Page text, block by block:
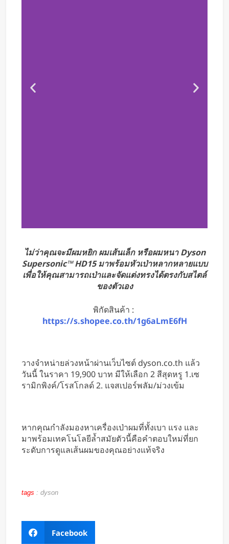
ไม่ว่าคุณจะมีผมหยิก ผมเส้นเล็ก หรือผมหนา Dyson
Supersonic™ HD15 มาพร้อมหัวเป่าหลากหลายแบบ
เพื่อให้คุณสามารถเป่าและจัดแต่งทรงได้ตรงกับสไตล์
ของตัวเอง
พิกัดสินค้า :
https://s.shopee.co.th/1g6aLmE6fH
วางจำหน่ายล่วงหน้าผ่านเว็บไซต์ dyson.co.th แล้ว
วันนี้ ในราคา 19,900 บาท มีให้เลือก 2 สีสุดหรู 1.เซ
รามิกพิงค์/โรสโกลด์ 2. แจสเปอร์พลัม/ม่วงเข้ม
หากคุณกำลังมองหาเครื่องเป่าผมที่ทั้งเบา แรง และ
มาพร้อมเทคโนโลยีล้ำสมัยตัวนี้คือคำตอบใหม่ที่ยก
ระดับการดูแลเส้นผมของคุณอย่างแท้จริง
tags : dyson
Facebook